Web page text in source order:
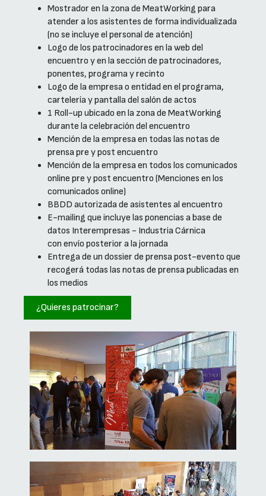
Mostrador en la zona de MeatWorking para
atender a los asistentes de forma individualizada
(no se incluye el personal de atención)
Logo de los patrocinadores en la web del
encuentro y en la sección de patrocinadores,
ponentes, programa y recinto
Logo de la empresa o entidad en el programa,
cartelería y pantalla del salón de actos
1 Roll-up ubicado en la zona de MeatWorking
durante la celebración del encuentro
Mención de la empresa en todas las notas de
prensa pre y post encuentro
Mención de la empresa en todos los comunicados
online pre y post encuentro (Menciones en los
comunicados online)
BBDD autorizada de asistentes al encuentro
E-mailing que incluye las ponencias a base de
datos Interempresas - Industria Cárnica
con envío posterior a la jornada
Entrega de un dossier de prensa post-evento que
recogerá todas las notas de prensa publicadas en
los medios
¿Quieres patrocinar?